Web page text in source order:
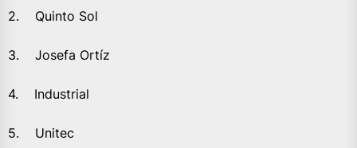
2. Quinto Sol
3. Josefa Ortíz
4. Industrial
5. Unitec